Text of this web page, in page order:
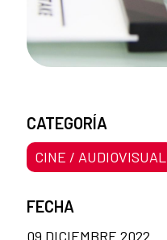
CATEGORÍA
CINE / AUDIOVISUAL
FECHA
09 DICIEMBRE 2022